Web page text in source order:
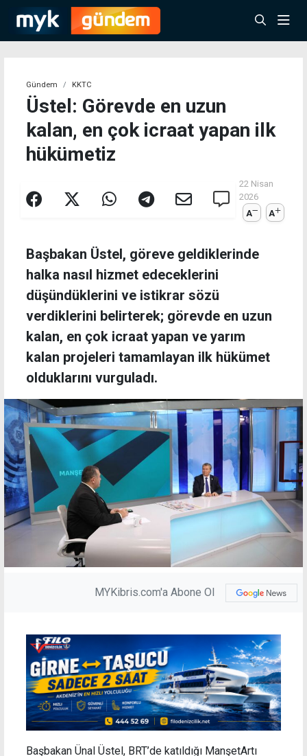
Gündem KKTC
Üstel: Görevde en uzun
kalan, en çok icraat yapan ilk
hükümetiz
22 Nisan
2026
A
A
Başbakan Üstel, göreve geldiklerinde
halka nasıl hizmet edeceklerini
düşündüklerini ve istikrar sözü
verdiklerini belirterek; görevde en uzun
kalan, en çok icraat yapan ve yarım
kalan projeleri tamamlayan ilk hükümet
olduklarını vurguladı.
MYKibris.com'a Abone Ol
Başbakan Ünal Üstel, BRT’de katıldığı ManşetArtı